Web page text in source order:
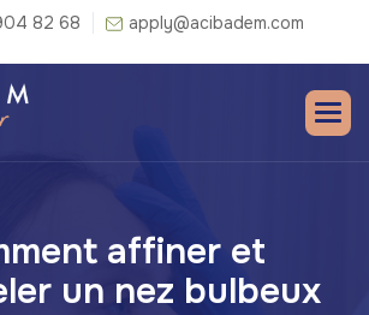
82 68 apply@acibadem.com
affiner et
un nez bulbeux